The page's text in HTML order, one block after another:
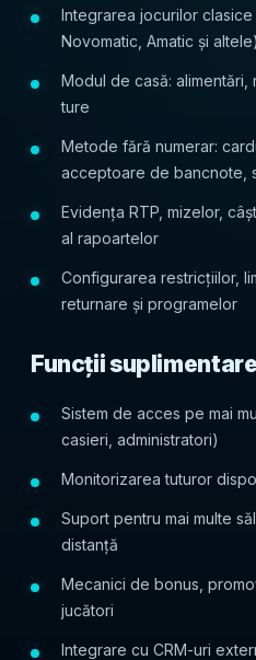
Integrarea jocurilor clasice
Novomatic, Amatic și altele)
Modul de casă:
ture
Metode fără numerar:
acceptoare de bancnote,
Evidența RTP, mizelor,
al rapoartelor
Configurarea restricțiilor,
returnare și programelor
Funcții
Sistem de acces pe mai
casieri, administratori)
Monitorizarea tuturor
Suport pentru mai multe
distanță
Mecanici de bonus,
jucători
Integrare cu CRM-uri